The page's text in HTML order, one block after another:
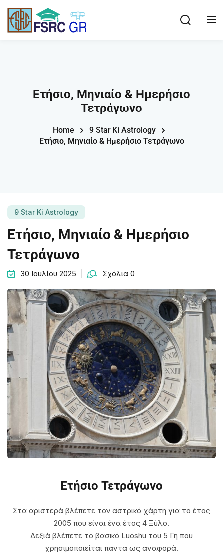
Ετήσιο, Μηνιαίο & Ημερήσιο
Τετράγωνο
Home
9 Star Ki Astrology
Ετήσιο, Μηνιαίο & Ημερήσιο Τετράγωνο
9 Star Ki Astrology
Ετήσιο, Μηνιαίο & Ημερήσιο
Τετράγωνο
30 Ιουλίου 2025 Σχόλια 0
Ετήσιο Τετράγωνο
Στα αριστερά βλέπετε τον αστρικό χάρτη για το έτος
2005 που είναι ένα έτος 4 Ξύλο.
Δεξιά βλέπετε το βασικό Luoshu του 5 Γη που
χρησιμοποιείται πάντα ως αναφορά.